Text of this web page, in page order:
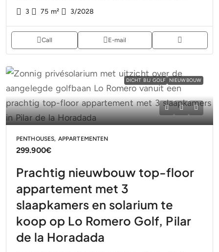
3 75 m² 3/2028
Call E-mail
DICHT BIJ GOLF NIEUWBOUW
PENTHOUSES, APPARTEMENTEN
299.900€
Prachtig nieuwbouw top-floor
appartement met 3
slaapkamers en solarium te
koop op Lo Romero Golf, Pilar
de la Horadada